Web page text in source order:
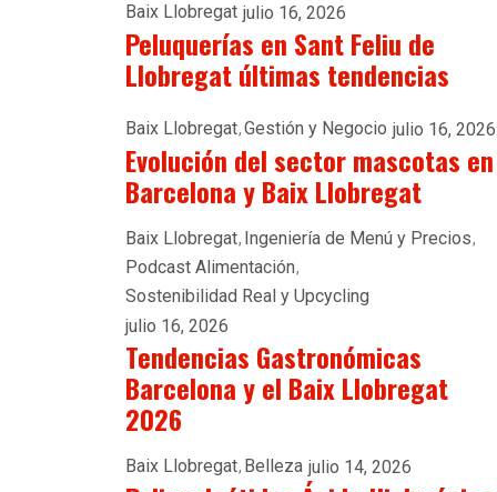
Baix Llobregat julio 16, 2026
Peluquerías en Sant Feliu de
Llobregat últimas tendencias
Baix Llobregat Gestión y Negocio julio 16, 2026
Evolución del sector mascotas en
Barcelona y Baix Llobregat
Baix Llobregat Ingeniería de Menú y Precios
Podcast Alimentación
Sostenibilidad Real y Upcycling
julio 16, 2026
Tendencias Gastronómicas
Barcelona y el Baix Llobregat
2026
Baix Llobregat Belleza julio 14, 2026